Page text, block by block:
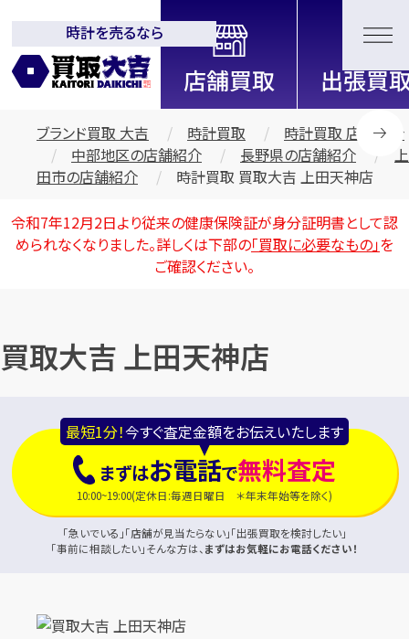
全国2000店舗以上展開中！
信頼と実績の買取専門店「買取大
吉」
時計を売るなら
ブランド買取 大吉 時計買取
時計買取 店舗紹介
中部地区の店舗紹介
長野県の店舗紹介
上
田市の店舗紹介
時計買取 買取大吉 上田天神店
令和7年12月2日より従来の健康保険証が身分証明書として認
められなくなりました。詳しくは下部の「買取に必要なもの」を
ご確認ください。
買取大吉 上田天神店
最短1分！今すぐ査定金額をお伝えいたします
まずはお電話で無料査定
10:00~19:00(定休日:毎週日曜日 ＊年末年始等を除く)
「急いでいる」「店舗が見当たらない」「出張買取を検討したい」
「事前に相談したい」そんな方は、まずはお気軽にお電話ください！